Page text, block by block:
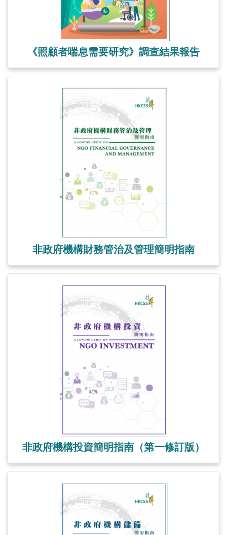
《照顧者喘息需要研究》調查結果報告
非政府機構財務管治及管理簡明指南
非政府機構投資簡明指南（第一修訂版）